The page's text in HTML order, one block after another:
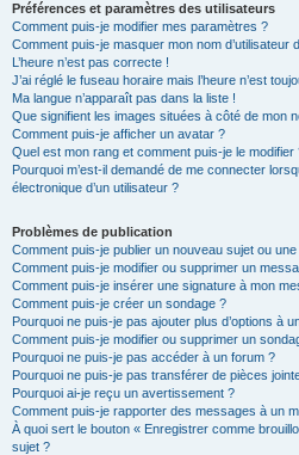
Préférences et paramètres des utilisateurs
Comment puis-je modifier mes paramètres ?
Comment puis-je masquer mon nom d’utilisateur
L’heure n’est pas correcte !
J’ai réglé le fuseau horaire mais l’heure n’est
Ma langue n’apparaît pas dans la liste !
Que signifient les images situées à côté de mon
Comment puis-je afficher un avatar ?
Quel est mon rang et comment puis-je le modifier
Pourquoi m’est-il demandé de me connecter
électronique d’un utilisateur ?
Problèmes de publication
Comment puis-je publier un nouveau sujet ou
Comment puis-je modifier ou supprimer un
Comment puis-je insérer une signature à mon
Comment puis-je créer un sondage ?
Pourquoi ne puis-je pas ajouter plus d’options à
Comment puis-je modifier ou supprimer un
Pourquoi ne puis-je pas accéder à un forum ?
Pourquoi ne puis-je pas transférer de pièces
Pourquoi ai-je reçu un avertissement ?
Comment puis-je rapporter des messages à un
À quoi sert le bouton « Enregistrer comme
sujet ?